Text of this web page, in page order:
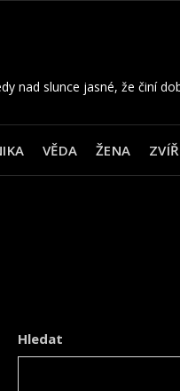
nad slunce jasné, že činí
VĚDA ŽENA
Hledat